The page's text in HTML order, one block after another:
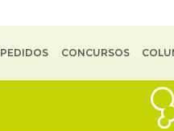
PEDIDOS CONCURSOS